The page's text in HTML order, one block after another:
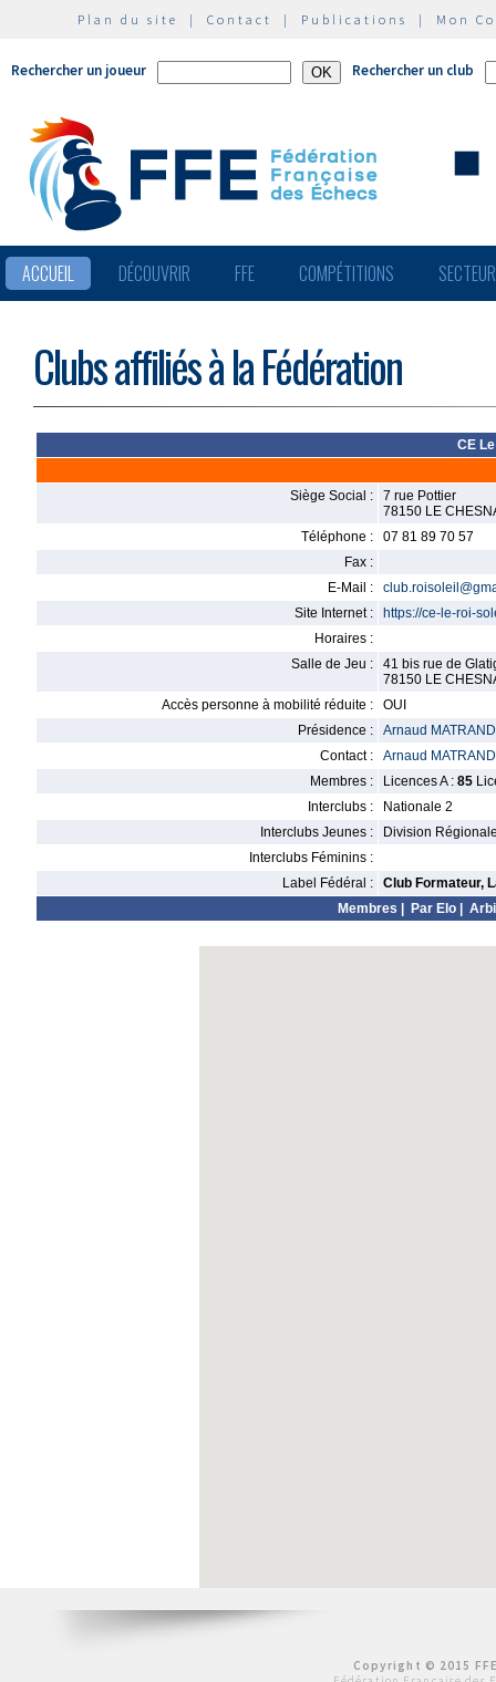
Plan du site | Contact | Publications | Mon
Rechercher un joueur Rechercher un club
ACCUEIL DÉCOUVRIR FFE COMPÉTITIONS
Clubs affiliés à la Fédération
CE
Siège Social :
7 rue Pottier
78150 LE
Téléphone :
07 81 89 70 57
Fax :
E-Mail :
Site Internet :
https://ce-le-roi-
Horaires :
Salle de Jeu :
41 bis rue de
78150 LE
Accès personne à mobilité réduite :
OUI
Présidence :
Arnaud MATRAND
Contact :
Arnaud MATRAND
Membres :
Licences A : 85
Interclubs :
Nationale 2
Interclubs Jeunes :
Division
Interclubs Féminins :
Label Fédéral :
Club Formateur,
Membres
Par Elo
Copyright © 2015